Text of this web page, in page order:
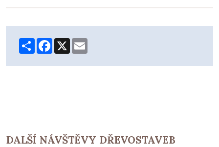
ShareFacebook
X
DALŠÍ NÁVŠTĚVY DŘEVOSTAVEB